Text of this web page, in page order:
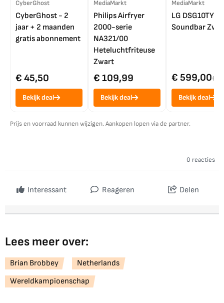
CyberGhost
CyberGhost - 2
jaar + 2 maanden
gratis abonnement
€ 45,50
Bekijk deal
MediaMarkt
Philips Airfryer
2000-serie
NA321/00
Heteluchtfriteuse
Zwart
€ 109,99
Bekijk deal
MediaMarkt
LG DSG10TY
Soundbar
€ 599,00€
Bekijk deal
Prijs en voorraad kunnen wijzigen. Aankopen lopen via de partner.
0 reacties
Interessant Reageren Delen
Lees meer over:
Brian Brobbey
Netherlands
Wereldkampioenschap